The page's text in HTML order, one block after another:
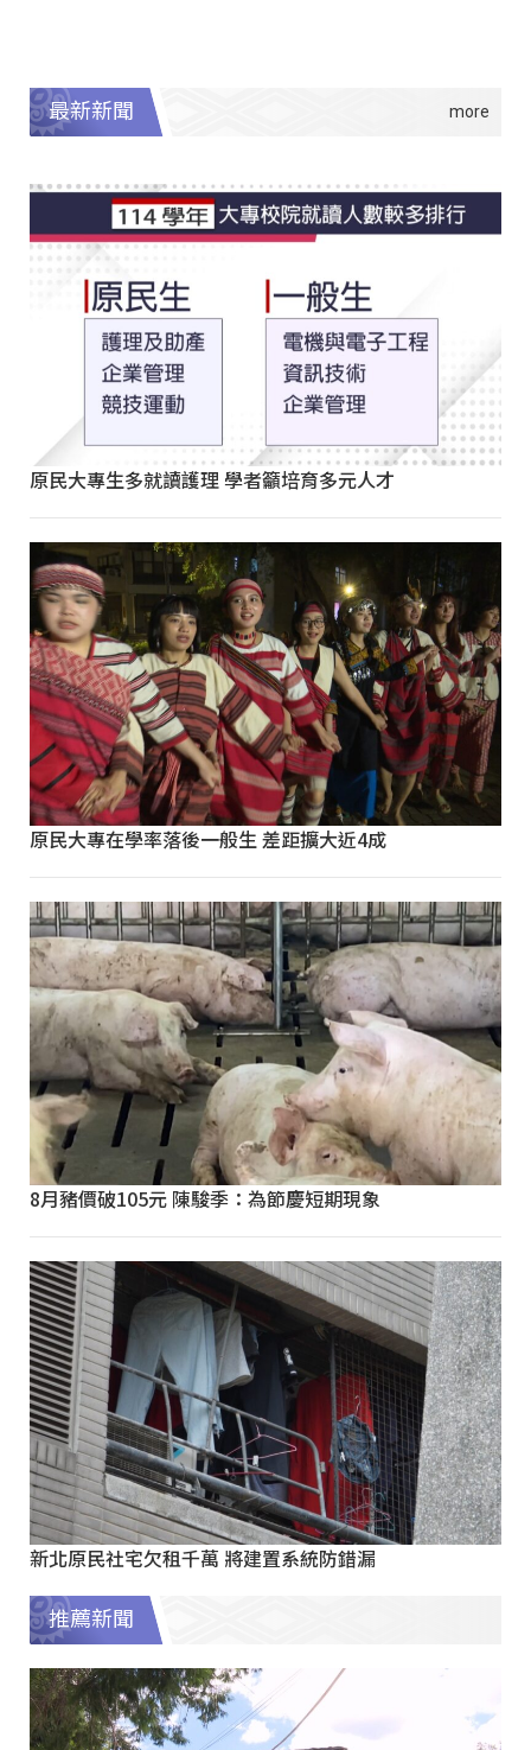
最新新聞
原民大專生多就讀護理 學者籲培育多元人才
原民大專在學率落後一般生 差距擴大近4成
8月豬價破105元 陳駿季：為節慶短期現象
新北原民社宅欠租千萬 將建置系統防錯漏
推薦新聞